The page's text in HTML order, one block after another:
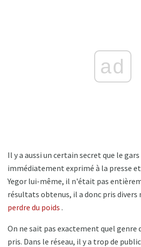
ad
Il y a aussi un certain secret que le
immédiatement exprimé à la presse et
Yegor lui-même, il n'était pas
résultats obtenus, il a donc pris divers
perdre du poids .
On ne sait pas exactement quel genre
pris. Dans le réseau, il y a trop de